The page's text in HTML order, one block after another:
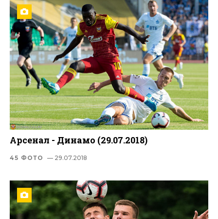
Арсенал - Динамо (29.07.2018)
45 ФОТО — 29.07.2018